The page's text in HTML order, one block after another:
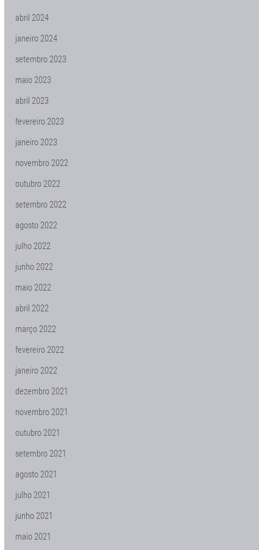
abril 2024
janeiro 2024
setembro 2023
maio 2023
abril 2023
fevereiro 2023
janeiro 2023
novembro 2022
outubro 2022
setembro 2022
agosto 2022
julho 2022
junho 2022
maio 2022
abril 2022
março 2022
fevereiro 2022
janeiro 2022
dezembro 2021
novembro 2021
outubro 2021
setembro 2021
agosto 2021
julho 2021
junho 2021
maio 2021